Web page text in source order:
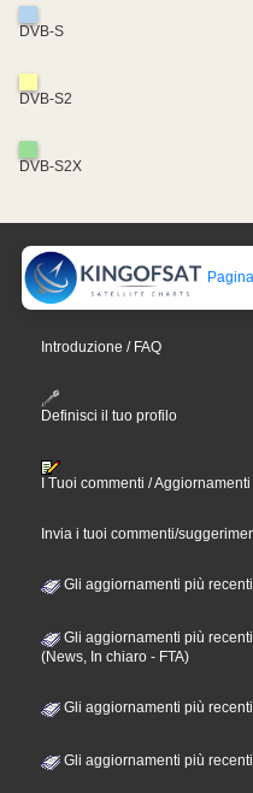
DVB-S
DVB-S2
DVB-S2X
Introduzione / FAQ
Definisci il tuo profilo
I Tuoi commenti / Aggiornamenti
Invia i tuoi commenti/
Gli aggiornamenti più
Gli aggiornamenti più recenti
(News, In chiaro - FTA)
Gli aggiornamenti più
Gli aggiornamenti più